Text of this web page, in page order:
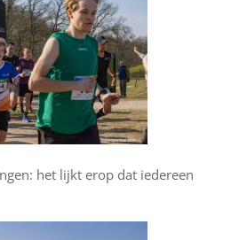
het lijkt erop dat iedereen